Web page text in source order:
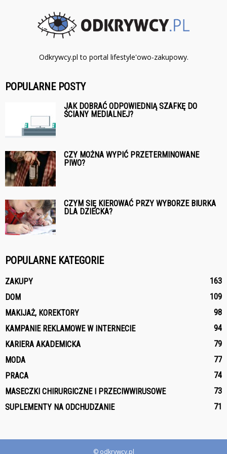
Odkrywcy.pl to portal lifestyle'owo-zakupowy.
POPULARNE POSTY
JAK DOBRAĆ ODPOWIEDNIĄ SZAFKĘ DO
ŚCIANY MEDIALNEJ?
CZY MOŻNA WYPIĆ PRZETERMINOWANE
PIWO?
CZYM SIĘ KIEROWAĆ PRZY WYBORZE BIURKA
DLA DZIECKA?
POPULARNE KATEGORIE
ZAKUPY
163
DOM
109
MAKIJAŻ, KOREKTORY
98
KAMPANIE REKLAMOWE W INTERNECIE
94
KARIERA AKADEMICKA
79
MODA
77
PRACA
74
MASECZKI CHIRURGICZNE I PRZECIWWIRUSOWE
73
SUPLEMENTY NA ODCHUDZANIE
71
© odkrywcy.pl